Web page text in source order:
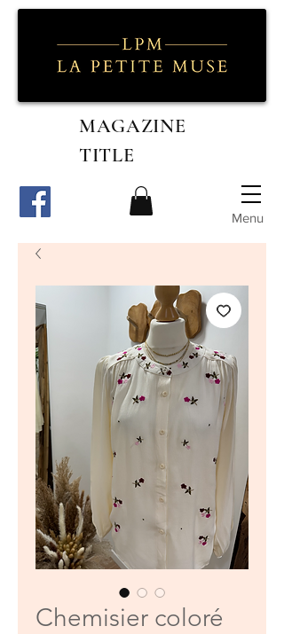
Menu
MAGAZINE
TITLE
Chemisier coloré